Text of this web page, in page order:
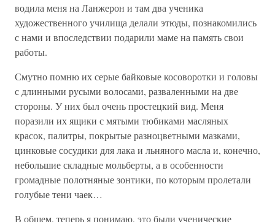
водила меня на Ланжерон и там два ученика
художественного училища делали этюды, познакомились
с нами и впоследствии подарили маме на память свои
работы.
Смутно помню их серые байковые косоворотки и головы
с длинными русыми волосами, разваленными на две
стороны. У них был очень простецкий вид. Меня
поразили их ящики с мятыми тюбиками масляных
красок, палитры, покрытые разноцветными мазками,
цинковые сосудики для лака и льняного масла и, конечно,
небольшие складные мольберты, а в особенности
громадные полотняные зонтики, по которым пролетали
голубые тени чаек…
В общем, теперь я понимаю, это были ученические